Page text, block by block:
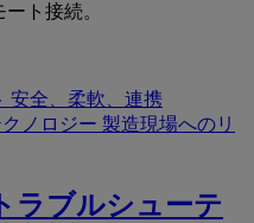
ト接続。
安全、柔軟、連携
ノロジー 製造現場へのリ
ラブルシューテ